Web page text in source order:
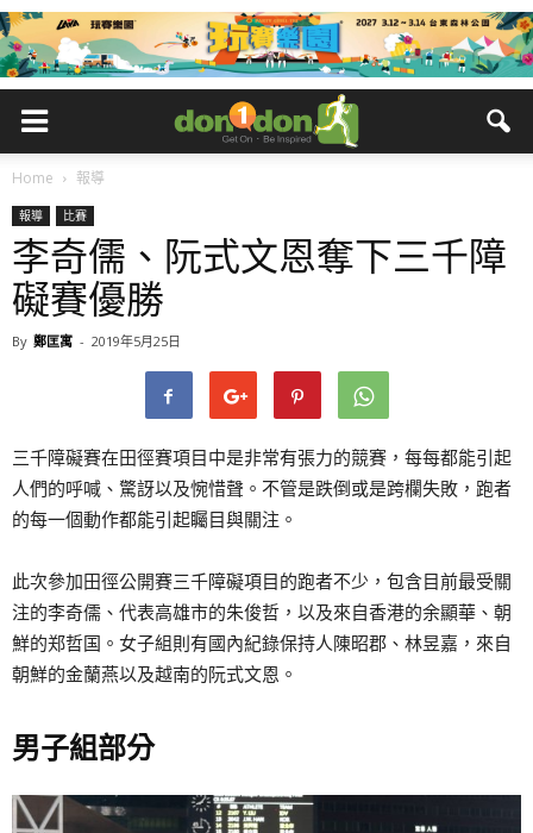
Home 報導
報導 比賽
李奇儒、阮式文恩奪下三千障
礙賽優勝
By 鄭匡寓 - 2019年5月25日
三千障礙賽在田徑賽項目中是非常有張力的競賽，每每都能引起
人們的呼喊、驚訝以及惋惜聲。不管是跌倒或是跨欄失敗，跑者
的每一個動作都能引起矚目與關注。
此次參加田徑公開賽三千障礙項目的跑者不少，包含目前最受關
注的李奇儒、代表高雄市的朱俊哲，以及來自香港的余顯華、朝
鮮的郑哲国。女子組則有國內紀錄保持人陳昭郡、林昱嘉，來自
朝鮮的金蘭燕以及越南的阮式文恩。
男子組部分